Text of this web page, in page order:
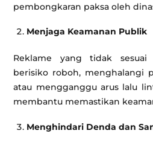
pembongkaran paksa oleh
Menjaga Keamanan Publik
Reklame yang tidak
berisiko roboh, menghalangi
atau mengganggu arus lalu
membantu memastikan
Menghindari Denda dan